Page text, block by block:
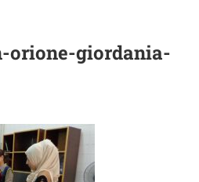
orione-giordania-